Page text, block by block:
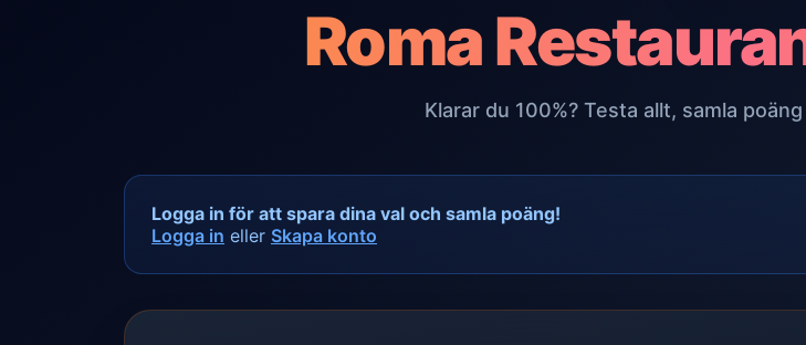
Roma
Klarar du 100%? Testa allt, samla
Logga in för att spara dina val och samla poäng!
Logga in eller Skapa konto